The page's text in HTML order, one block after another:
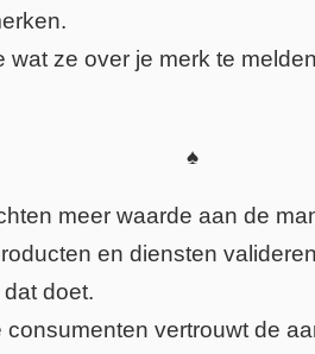
wat ze over je merk te
♠
meer waarde aan de
en diensten
doet.
consumenten vertrouwt de